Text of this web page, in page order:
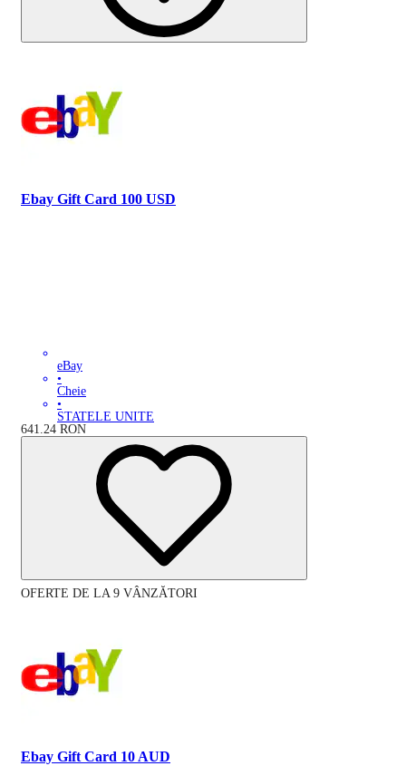
Ebay Gift Card 100 USD
eBay
•
Cheie
•
STATELE UNITE
641.24 RON
OFERTE DE LA 9 VÂNZĂTORI
Ebay Gift Card 10 AUD